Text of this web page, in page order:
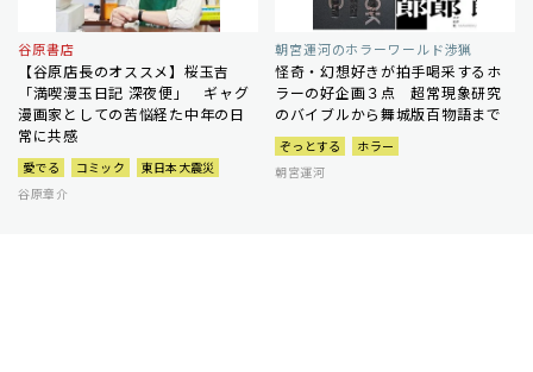
谷原書店
【谷原店長のオススメ】桜玉吉
「満喫漫玉日記 深夜便」 ギャグ
漫画家としての苦悩経た中年の日
常に共感
愛でる コミック
東日本大震災
谷原章介
朝宮運河のホラーワールド渉猟
怪奇・幻想好きが拍手喝采するホ
ラーの好企画３点 超常現象研究
のバイブルから舞城版百物語まで
ぞっとする
ホラー
朝宮運河